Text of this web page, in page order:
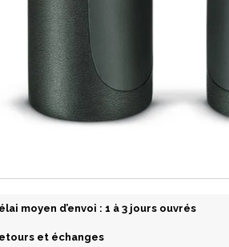
moyen d’envoi : 1 à 3 jours ouvrés
et échanges